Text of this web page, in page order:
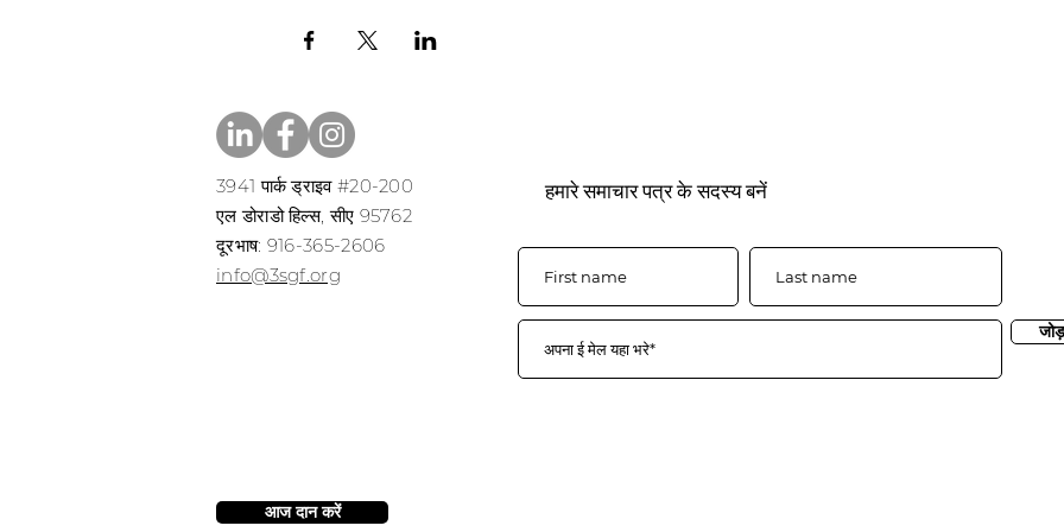
3941 पार्क ड्राइव #20-200
एल डोराडो हिल्स, सीए 95762
​​दूरभाष: 916-365-2606
​info@3sgf.org
हमारे समाचार पत्र के सदस्य बनें
आज दान करें